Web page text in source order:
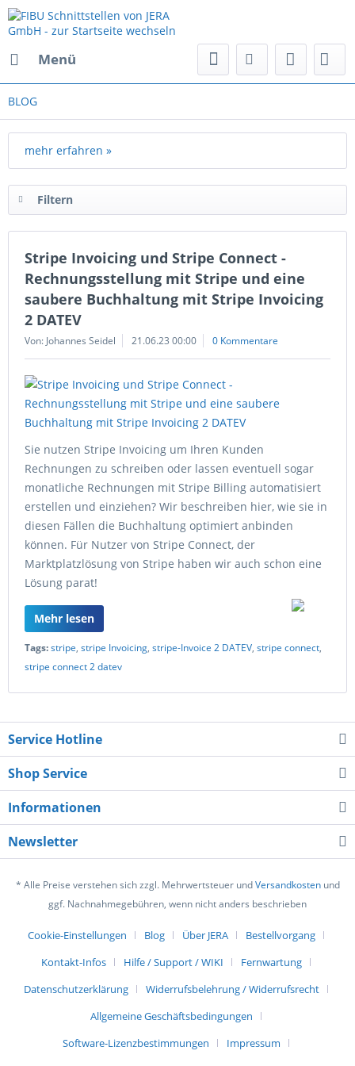
Menü
BLOG
mehr erfahren »
Filtern
Stripe Invoicing und Stripe Connect -
Rechnungsstellung mit Stripe und eine
saubere Buchhaltung mit Stripe Invoicing
2 DATEV
Von: Johannes Seidel 21.06.23 00:00 0 Kommentare
Sie nutzen Stripe Invoicing um Ihren Kunden
Rechnungen zu schreiben oder lassen eventuell sogar
monatliche Rechnungen mit Stripe Billing automatisiert
erstellen und einziehen? Wir beschreiben hier, wie sie in
diesen Fällen die Buchhaltung optimiert anbinden
können. Für Nutzer von Stripe Connect, der
Marktplatzlösung von Stripe haben wir auch schon eine
Lösung parat!
Mehr lesen
Tags:stripe, stripe Invoicing, stripe-Invoice 2 DATEV, stripe connect,
stripe connect 2 datev
Service Hotline
Shop Service
Informationen
Newsletter
* Alle Preise verstehen sich zzgl. Mehrwertsteuer undVersandkostenund
ggf. Nachnahmegebühren, wenn nicht anders beschrieben
Cookie-Einstellungen Blog Über JERA
Bestellvorgang
Kontakt-Infos
Hilfe / Support / WIKI
Fernwartung
Datenschutzerklärung
Widerrufsbelehrung / Widerrufsrecht
Allgemeine Geschäftsbedingungen
Software-Lizenzbestimmungen
Impressum